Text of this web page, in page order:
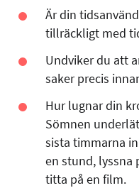
Är din
tillräckligt med
Undviker du att
saker precis
Hur lugnar din
Sömnen
sista timmarna
en stund, lyssna
titta på en film.